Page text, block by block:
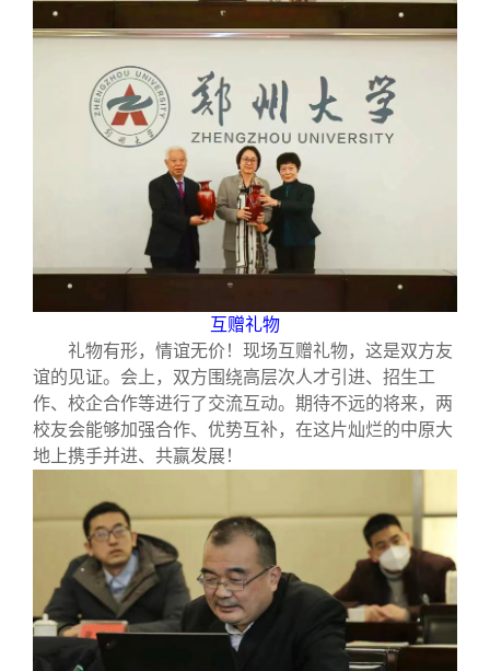
互赠礼物
礼物有形，情谊无价！现场互赠礼物，这是双方友
谊的见证。会上，双方围绕高层次人才引进、招生工
作、校企合作等进行了交流互动。期待不远的将来，两
校友会能够加强合作、优势互补，在这片灿烂的中原大
地上携手并进、共赢发展！